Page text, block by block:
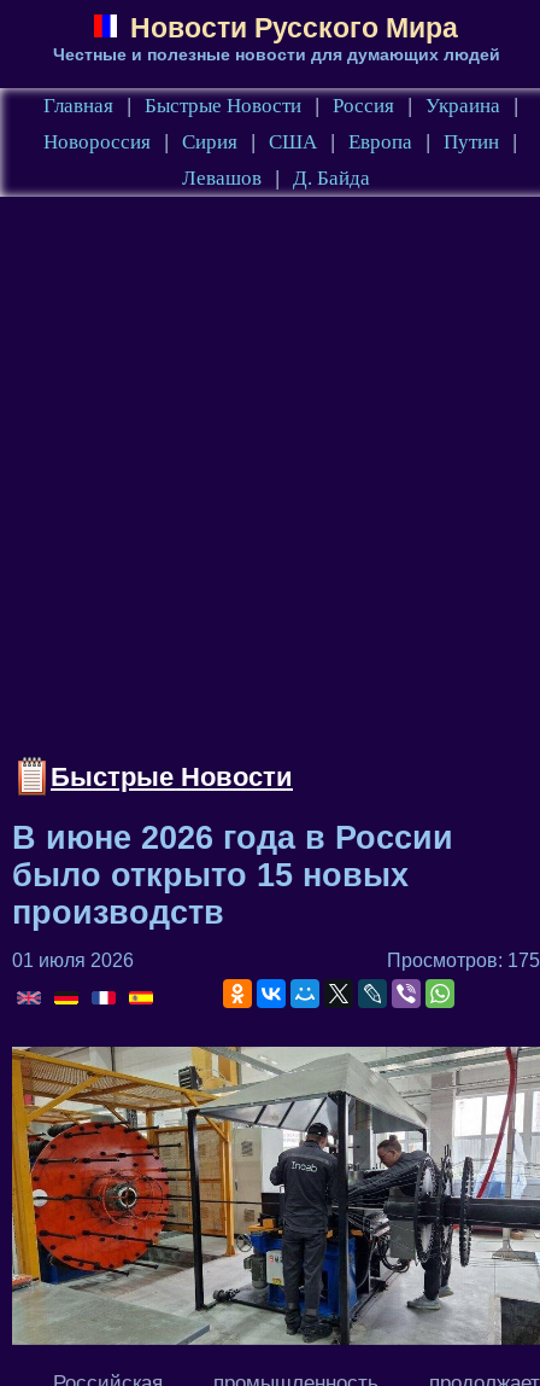
Новости Русского Мира
Честные и полезные новости для думающих людей
Главная | Быстрые Новости | Россия | Украина
|
Новороссия
| Сирия | США | Европа | Путин
|
Левашов
| Д. Байда
Быстрые Новости
В июне 2026 года в России
было открыто 15 новых
производств
01 июля 2026 Просмотров: 175